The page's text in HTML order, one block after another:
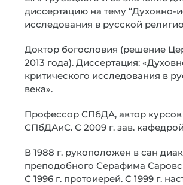
диссертацию на тему
исследования в русской
Доктор богословия (решение
2013 года). Диссертация:
критического исследования в
века».
Профессор СПбДА, автор курсов
СПбДАиС. С 2009 г. зав.
В 1988 г. рукоположен в сан
преподобного Серафима
С 1996 г. протоиерей. С 1999 г.